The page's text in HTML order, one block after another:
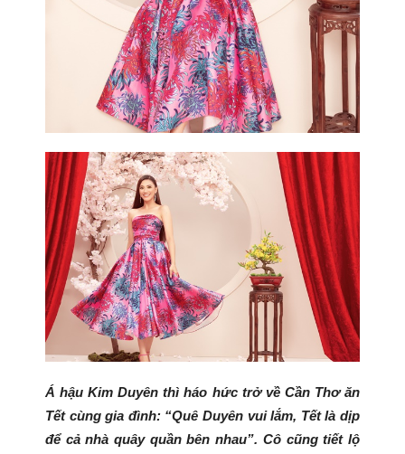
Á hậu Kim Duyên thì háo hức trở về Cần Thơ ăn
Tết cùng gia đình: “Quê Duyên vui lắm, Tết là dịp
để cả nhà quây quần bên nhau”. Cô cũng tiết lộ